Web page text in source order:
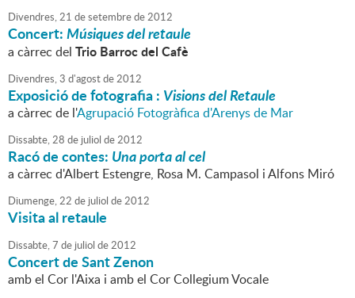
Divendres,21 desetembrede2012
Concert:Músiques del retaule
a càrrec del Trio Barroc del Cafè
Divendres,3 d'agostde2012
Exposició de fotografia : Visions del Retaule
a càrrec de l'Agrupació Fotogràfica d'Arenys de Mar
Dissabte,28 de juliol de2012
Racó de contes: Una porta al cel
a càrrec d'Albert Estengre, Rosa M. Campasol i Alfons Miró
Diumenge,22 de juliol de2012
Visita al retaule
Dissabte,7 de juliol de2012
Concert de Sant Zenon
amb el Cor l'Aixa i amb el Cor Collegium Vocale